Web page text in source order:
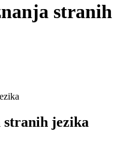
stranih
stranih jezika